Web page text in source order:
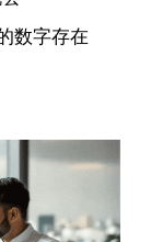
数字存在